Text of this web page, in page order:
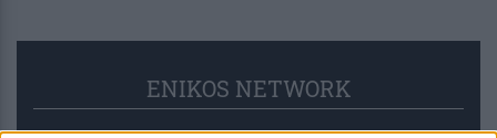
ENIKOS NETWORK